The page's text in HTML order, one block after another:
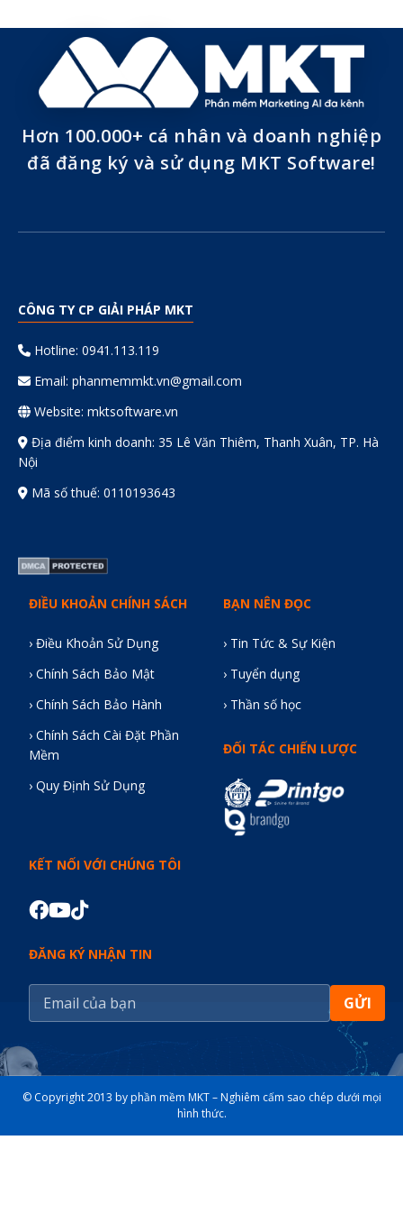
Hơn 100.000+ cá nhân và doanh nghiệp
đã đăng ký và sử dụng MKT Software!
CÔNG TY CP GIẢI PHÁP MKT
Hotline: 0941.113.119
Email: phanmemmkt.vn@gmail.com
Website: mktsoftware.vn
Địa điểm kinh doanh: 35 Lê Văn Thiêm, Thanh Xuân, TP. Hà
Nội
Mã số thuế: 0110193643
ĐIỀU KHOẢN CHÍNH SÁCH
› Điều Khoản Sử Dụng
› Chính Sách Bảo Mật
› Chính Sách Bảo Hành
› Chính Sách Cài Đặt Phần
Mềm
› Quy Định Sử Dụng
BẠN NÊN ĐỌC
› Tin Tức & Sự Kiện
› Tuyển dụng
› Thần số học
ĐỐI TÁC CHIẾN LƯỢC
KẾT NỐI VỚI CHÚNG TÔI
ĐĂNG KÝ NHẬN TIN
GỬI
© Copyright 2013 by phần mềm MKT – Nghiêm cấm sao chép dưới mọi
hình thức.